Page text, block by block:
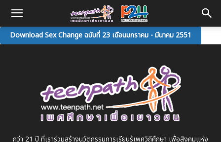
Download Sex Change ฉบับที่ 23 เดือนมกราคม - มีนาคม 2551
กว่า 21 ปี ที่เราร่วมสร้างนวัตกรรมการเรียนรู้เพศวิถีศึกษา เพื่อสังคมแห่ง